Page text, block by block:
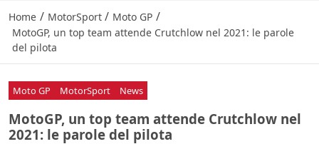
Home / MotorSport / Moto GP /
MotoGP, un top team attende Crutchlow nel 2021: le parole
del pilota
Moto GP MotorSport News
MotoGP, un top team attende Crutchlow nel
2021: le parole del pilota